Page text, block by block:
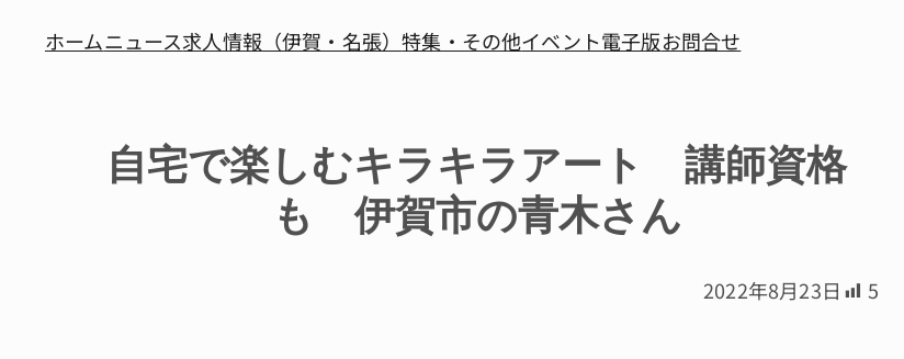
ホームニュース求人情報（伊賀・名張）特集・その他イベント電子版お問合せ
自宅で楽しむキラキラアート 講師資格
も 伊賀市の青木さん
2022年8月23日 5